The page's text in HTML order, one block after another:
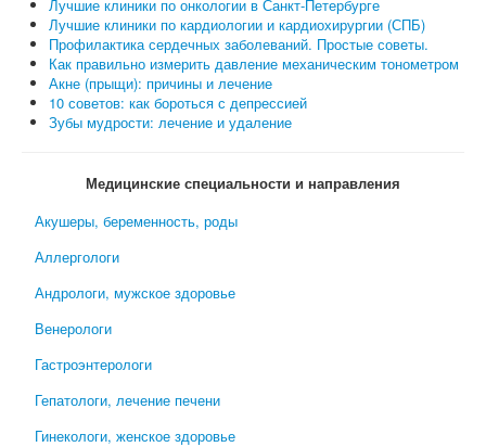
Лучшие клиники по онкологии в Санкт-Петербурге
Лучшие клиники по кардиологии и кардиохирургии (СПБ)
Профилактика сердечных заболеваний. Простые советы.
Как правильно измерить давление механическим тонометром
Акне (прыщи): причины и лечение
10 советов: как бороться с депрессией
Зубы мудрости: лечение и удаление
Медицинские специальности и направления
Акушеры, беременность, роды
Аллергологи
Андрологи, мужское здоровье
Венерологи
Гастроэнтерологи
Гепатологи, лечение печени
Гинекологи, женское здоровье